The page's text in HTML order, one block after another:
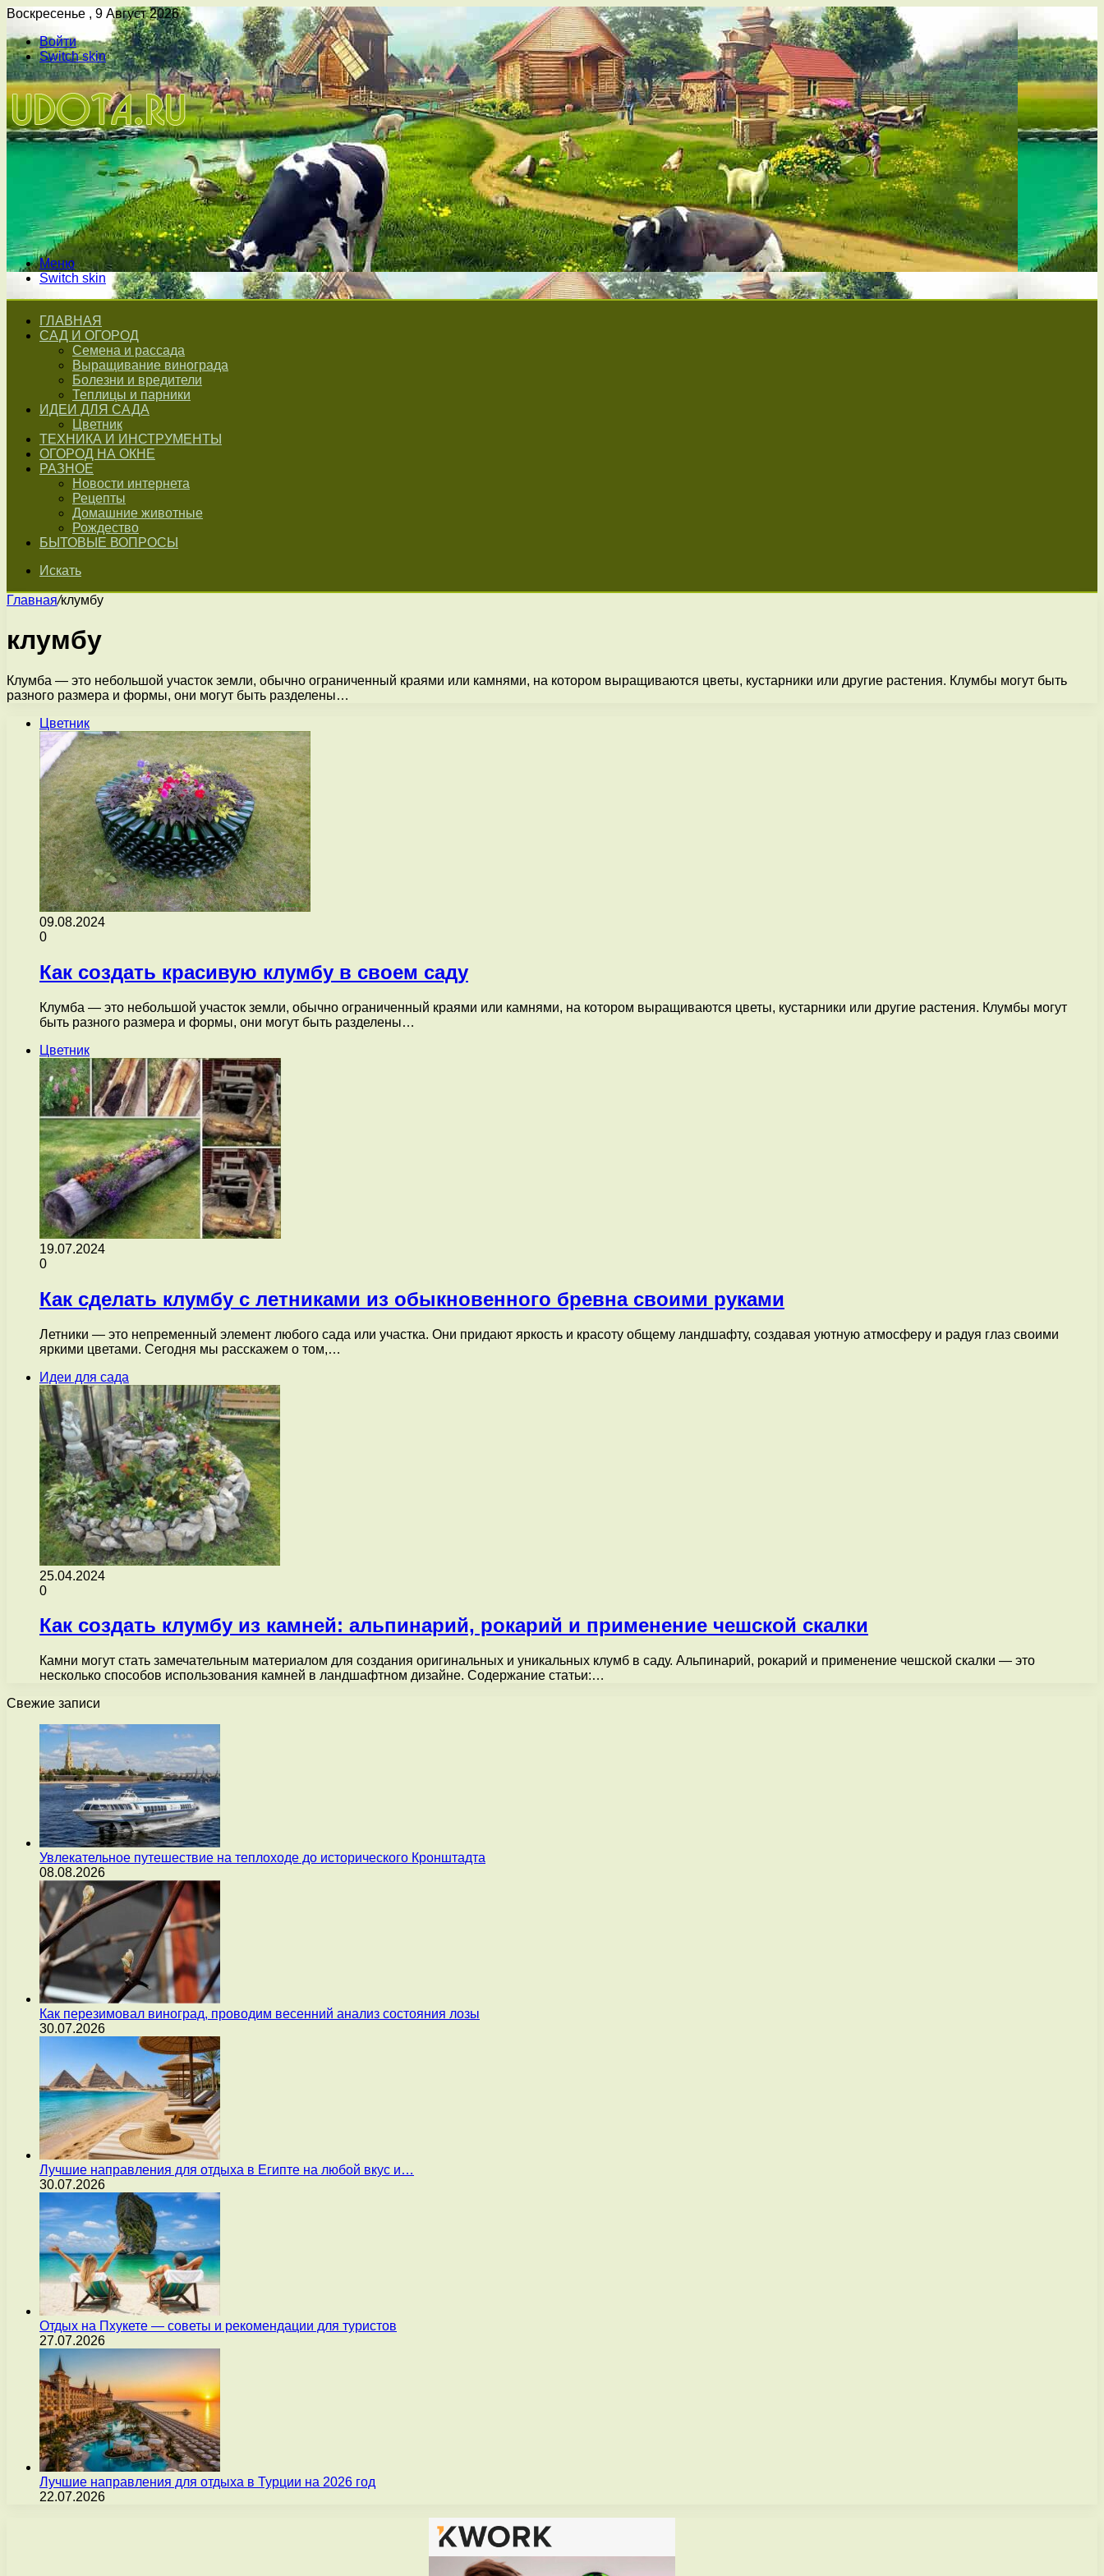
Воскресенье , 9 Август 2026
Войти
Switch skin
Меню
Switch skin
ГЛАВНАЯ
САД И ОГОРОД
Семена и рассада
Выращивание винограда
Болезни и вредители
Теплицы и парники
ИДЕИ ДЛЯ САДА
Цветник
ТЕХНИКА И ИНСТРУМЕНТЫ
ОГОРОД НА ОКНЕ
РАЗНОЕ
Новости интернета
Рецепты
Домашние животные
Рождество
БЫТОВЫЕ ВОПРОСЫ
Искать
Главная/клумбу
клумбу
Клумба — это небольшой участок земли, обычно ограниченный краями или камнями, на котором выращиваются цветы, кустарники или другие растения. Клумбы могут быть
разного размера и формы, они могут быть разделены…
Цветник
09.08.2024
0
Как создать красивую клумбу в своем саду
Клумба — это небольшой участок земли, обычно ограниченный краями или камнями, на котором выращиваются цветы, кустарники или другие растения. Клумбы могут
быть разного размера и формы, они могут быть разделены…
Цветник
19.07.2024
0
Как сделать клумбу с летниками из обыкновенного бревна своими руками
Летники — это непременный элемент любого сада или участка. Они придают яркость и красоту общему ландшафту, создавая уютную атмосферу и радуя глаз своими
яркими цветами. Сегодня мы расскажем о том,…
Идеи для сада
25.04.2024
0
Как создать клумбу из камней: альпинарий, рокарий и применение чешской скалки
Камни могут стать замечательным материалом для создания оригинальных и уникальных клумб в саду. Альпинарий, рокарий и применение чешской скалки — это
несколько способов использования камней в ландшафтном дизайне. Содержание статьи:…
Свежие записи
Увлекательное путешествие на теплоходе до исторического Кронштадта
08.08.2026
Как перезимовал виноград, проводим весенний анализ состояния лозы
30.07.2026
Лучшие направления для отдыха в Египте на любой вкус и…
30.07.2026
Отдых на Пхукете — советы и рекомендации для туристов
27.07.2026
Лучшие направления для отдыха в Турции на 2026 год
22.07.2026